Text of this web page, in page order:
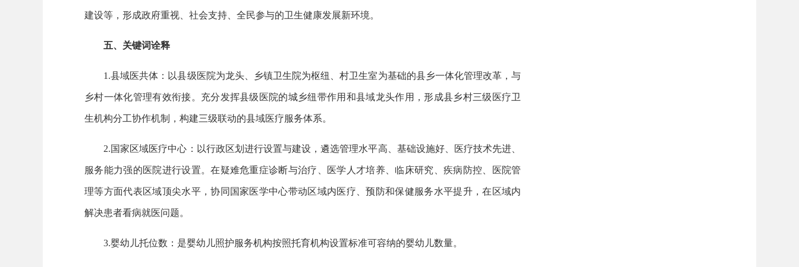
建设等，形成政府重视、社会支持、全民参与的卫生健康发展新环境。
五、关键词诠释
1.县域医共体：以县级医院为龙头、乡镇卫生院为枢纽、村卫生室为基础的县乡一体化管理改革，与
乡村一体化管理有效衔接。充分发挥县级医院的城乡纽带作用和县域龙头作用，形成县乡村三级医疗卫
生机构分工协作机制，构建三级联动的县域医疗服务体系。
2.国家区域医疗中心：以行政区划进行设置与建设，遴选管理水平高、基础设施好、医疗技术先进、
服务能力强的医院进行设置。在疑难危重症诊断与治疗、医学人才培养、临床研究、疾病防控、医院管
理等方面代表区域顶尖水平，协同国家医学中心带动区域内医疗、预防和保健服务水平提升，在区域内
解决患者看病就医问题。
3.婴幼儿托位数：是婴幼儿照护服务机构按照托育机构设置标准可容纳的婴幼儿数量。